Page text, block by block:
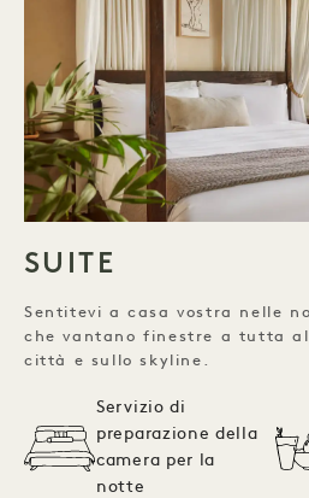
SUITE
Sentitevi a casa vostra nelle
che vantano finestre a tutta
città e sullo skyline.
Servizio di
preparazione della
camera per la
notte